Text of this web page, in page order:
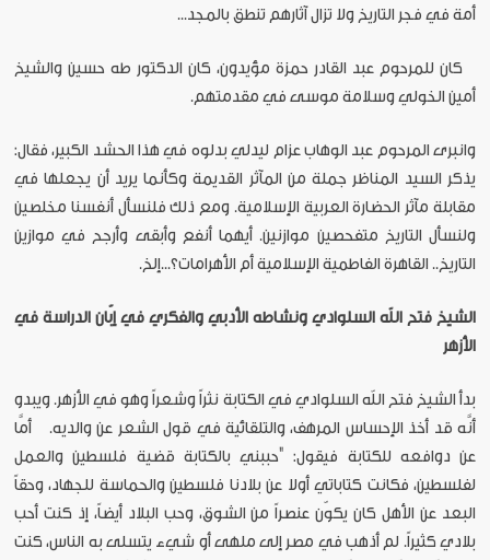
أمة في فجر التاريخ ولا تزال آثارهم تنطق بالمجد...
كان للمرحوم عبد القادر حمزة مؤيدون، كان الدكتور طه حسين والشيخ
أمين الخولي وسلامة موسى في مقدمتهم.
وانبرى المرحوم عبد الوهاب عزام ليدلي بدلوه في هذا الحشد الكبير، فقال:
يذكر السيد المناظر جملة من المآثر القديمة وكأنما يريد أن يجعلها في
مقابلة مآثر الحضارة العربية الإسلامية. ومع ذلك فلنسأل أنفسنا مخلصين
ولنسأل التاريخ متفحصين موازنين. أيهما أنفع وأبقى وأرجح في موازين
التاريخ.. القاهرة الفاطمية الإسلامية أم الأهرامات؟...إلخ.
الشيخ فتح الله السلوادي ونشاطه الأدبي والفكري في إبّان الدراسة في
الأزهر
بدأ الشيخ فتح الله السلوادي في الكتابة نثراً وشعراً وهو في الأزهر. ويبدو
أنَّه قد أخذ الإحساس المرهف، والتلقائية في قول الشعر عن والديه. أمَّا
عن دوافعه للكتابة فيقول: "حببني بالكتابة قضية فلسطين والعمل
لفلسطين، فكانت كتاباتي أولا عن بلادنا فلسطين والحماسة للجهاد، وحقاً
البعد عن الأهل كان يكوّن عنصراً من الشوق، وحب البلاد أيضاً، إذ كنت أحب
بلادي كثيراً. لم أذهب في مصر إلى ملهى أو شيء يتسلى به الناس، كنت